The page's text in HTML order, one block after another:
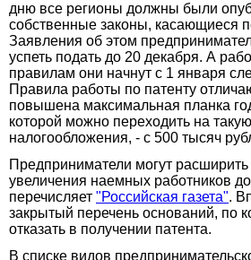
дню все регионы должны были
собственные законы, касающиеся
Заявления об этом
успеть подать до 20 декабря. А
правилам они начнут с 1 января
Правила работы по патенту
повышена максимальная планка
которой можно переходить на
налогообложения, - с 500 тысяч
Предприниматели могут расширить
увеличения наемных работников
перечисляет "Российская газета".
закрытый перечень оснований, по
отказать в получении патента.
В списке видов